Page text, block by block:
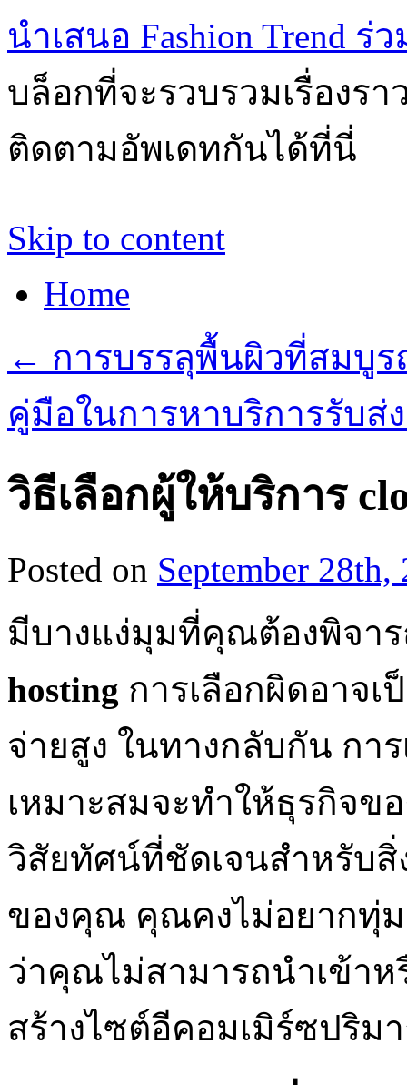
นำเสนอ Fashion Trend
บล็อกที่จะรวบรวมเรื่องร
ติดตามอัพเดทกันได้ที่นี่
Skip to content
Home
← การบรรลุพื้นผิวที่สมบูร
คู่มือในการหาบริการรับ
วิธีเลือกผู้ให้บริการ
Posted on September 28th,
มีบางแง่มุมที่คุณต้องพิจา
hosting การเลือกผิดอาจ
จ่ายสูง ในทางกลับกัน กา
เหมาะสมจะทำให้ธุรกิจข
วิสัยทัศน์ที่ชัดเจนสำหรับ
ของคุณ คุณคงไม่อยากทุ่ม
ว่าคุณไม่สามารถนำเข้า
สร้างไซต์อีคอมเมิร์ซปริม